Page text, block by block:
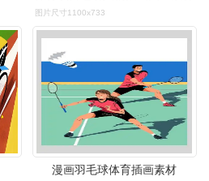
图片尺寸1100x733
漫画羽毛球体育插画素材